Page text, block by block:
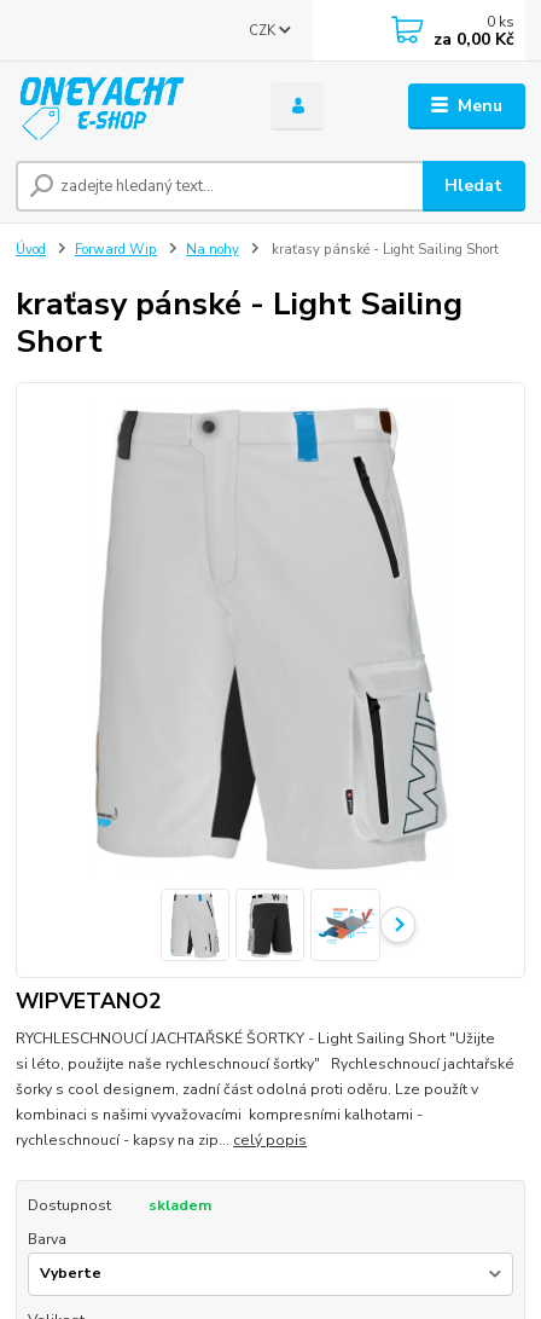
Menu
CZK
Hledat
0 ks
za 0,00 Kč
Úvod Forward Wip Na nohy kraťasy pánské - Light Sailing Short
kraťasy pánské - Light Sailing
Short
WIPVETANO2
RYCHLESCHNOUCÍ JACHTAŘSKÉ ŠORTKY - Light Sailing Short "Užijte
si léto, použijte naše rychleschnoucí šortky" Rychleschnoucí jachtařské
šorky s cool designem, zadní část odolná proti oděru. Lze použít v
kombinaci s našimi vyvažovacími kompresními kalhotami -
rychleschnoucí - kapsy na zip... celý popis
Dostupnost
skladem
Barva